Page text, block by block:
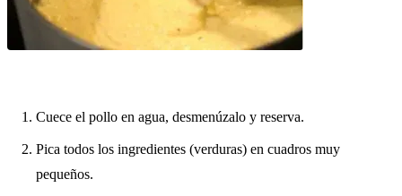
Cuece el pollo en agua, desmenúzalo y reserva.
Pica todos los ingredientes (verduras) en cuadros muy
pequeños.